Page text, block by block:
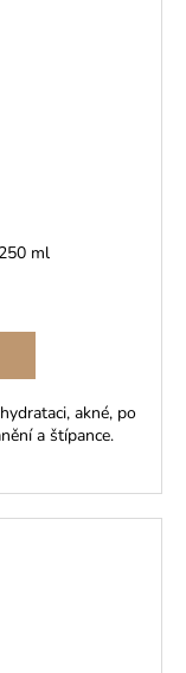
ml
akné, po
a štípance.